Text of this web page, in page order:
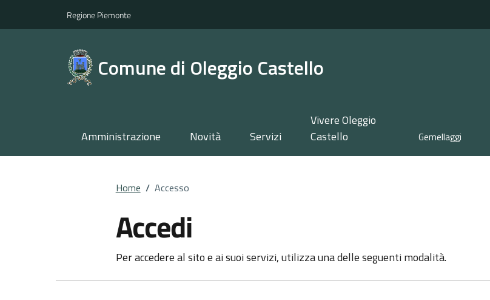
Regione Piemonte
Comune di Oleggio Castello
Amministrazione Novità Servizi
Vivere Oleggio
Castello
Gemellaggi
Home / Accesso
Accedi
Per accedere al sito e ai suoi servizi, utilizza una delle seguenti modalità.